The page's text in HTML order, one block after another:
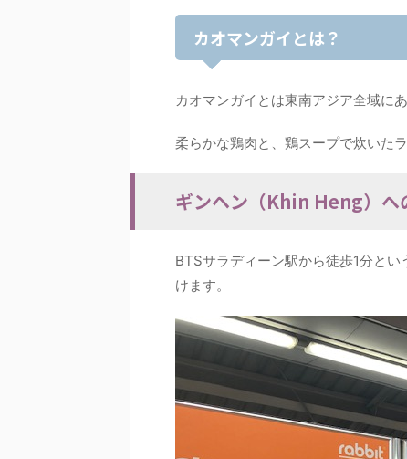
カオマンガイとは？
カオマンガイとは東南アジア全域に
柔らかな鶏肉と、鶏スープで炊いた
ギンヘン（Khin Heng）へ
BTSサラディーン駅から徒歩1分と
けます。